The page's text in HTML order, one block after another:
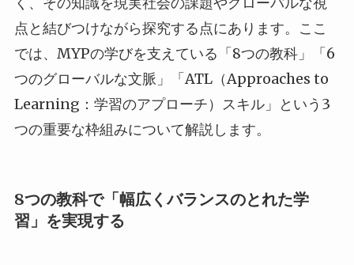
点と結びつけながら探究する点にあります。ここ
では、MYPの学びを支えている「8つの教科」「6
つのグローバルな文脈」「ATL（Approaches to
Learning：学習のアプローチ）スキル」という3
つの重要な枠組みについて解説します。
8つの教科で「幅広くバランスのとれた学
習」を実現する